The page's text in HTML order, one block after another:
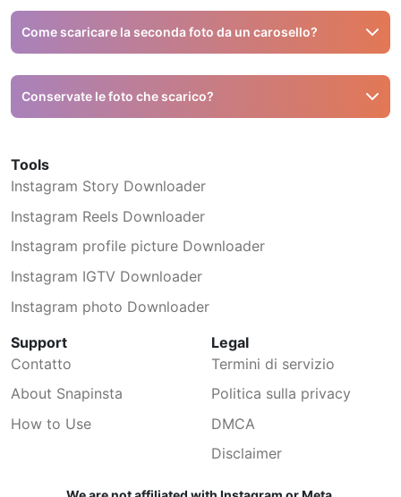
Non supportiamo i post privati. Puoi solo fare uno
screenshot se l'account è privato.
Come scaricare la seconda foto da un carosello?
Puoi scaricare ogni foto singolarmente oppure usare la
funzione ZIP per scaricarle tutte e poi estrarle.
Conservate le foto che scarico?
Tools
Instagram Story Downloader
Instagram Reels Downloader
Instagram profile picture Downloader
Instagram IGTV Downloader
Instagram photo Downloader
Support
Contatto
About Snapinsta
How to Use
Legal
Termini di servizio
Politica sulla privacy
DMCA
Disclaimer